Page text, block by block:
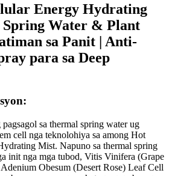
Energy Hydrating
Water & Plant
sa Panit | Anti-
para sa Deep
sa thermal spring water ug
cell nga teknolohiya sa among ‌Hot
Mist‌. Napuno sa ‌thermal spring
init nga mga tubod, ‌Vitis Vinifera (Grape
Obesum (Desert Rose) Leaf Cell